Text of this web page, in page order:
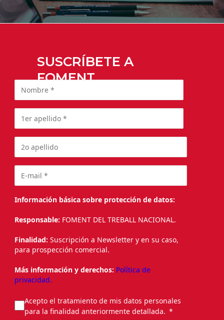
SUSCRÍBETE A
FOMENT
Información básica sobre protección de datos:
Responsable: FOMENT DEL TREBALL NACIONAL.
Finalidad: Suscripción a Newsletter y en su caso,
para prospección comercial.
Más información y derechos: Política de
privacidad.
Acepto el tratamiento de mis datos personales
para la finalidad anteriormente detallada.